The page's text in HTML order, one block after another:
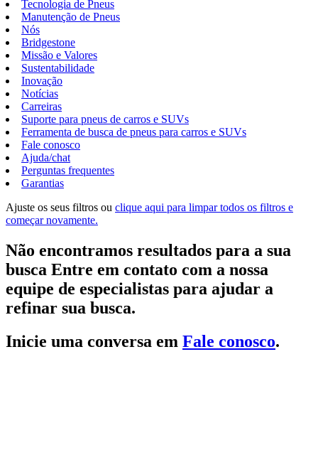
Tecnologia de Pneus
Manutenção de Pneus
Nós
Bridgestone
Missão e Valores
Sustentabilidade
Inovação
Notícias
Carreiras
Suporte para pneus de carros e SUVs
Ferramenta de busca de pneus para carros e SUVs
Fale conosco
Ajuda/chat
Perguntas frequentes
Garantias
Ajuste os seus filtros ou clique aqui para limpar todos os filtros e
começar novamente.
Não encontramos resultados para a sua
busca Entre em contato com a nossa
equipe de especialistas para ajudar a
refinar sua busca.
Inicie uma conversa em Fale conosco.